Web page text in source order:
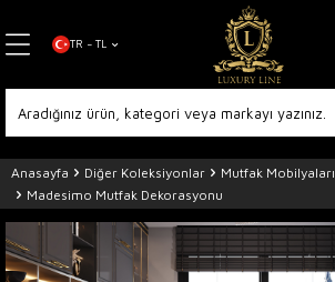
TR − TL
Anasayfa Diğer Koleksiyonlar
Mutfak Mobilyaları
Madesimo Mutfak Dekorasyonu